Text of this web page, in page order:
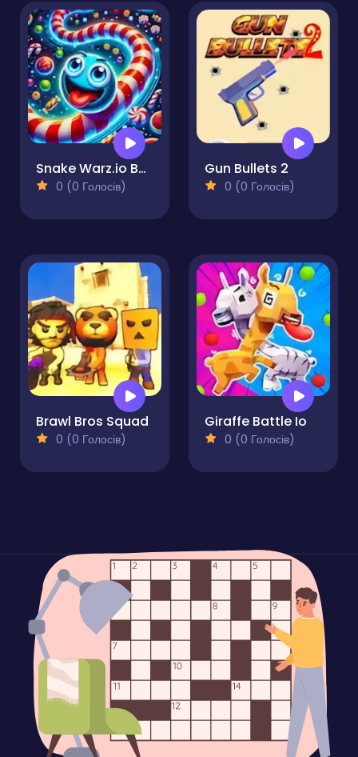
Snake Warz.io Battle Royale Slither Game
0 (0 Голосів)
Gun Bullets 2
0 (0 Голосів)
Brawl Bros Squad
0 (0 Голосів)
Giraffe Battle Io
0 (0 Голосів)